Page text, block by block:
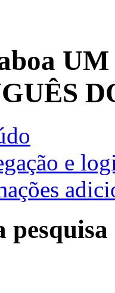
UM
e
pesquisa